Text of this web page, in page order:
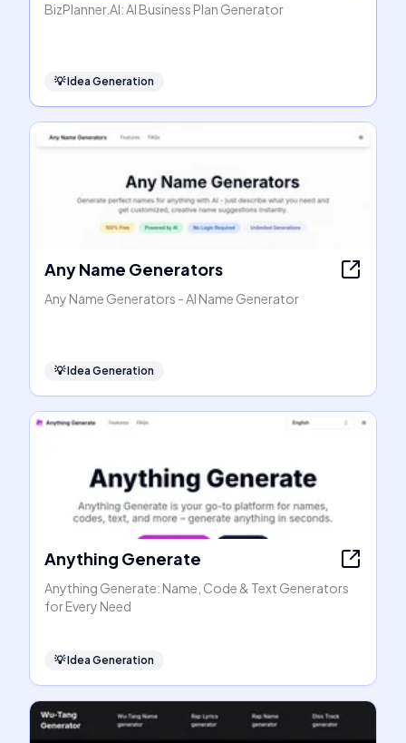
BizPlanner.AI: AI Business Plan Generator
💡Idea Generation
Any Name Generators
Any Name Generators - AI Name Generator
💡Idea Generation
Anything Generate
Anything Generate: Name, Code & Text Generators
for Every Need
💡Idea Generation